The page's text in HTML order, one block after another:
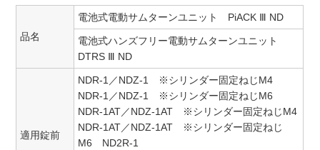
品名
電池式電動サムターンユニット PiACK Ⅲ ND
電池式ハンズフリー電動サムターンユニット
DTRS Ⅲ ND
適用錠前
NDR-1／NDZ-1 ※シリンダー固定ねじM4
NDR-1／NDZ-1 ※シリンダー固定ねじM6
NDR-1AT／NDZ-1AT ※シリンダー固定ねじM4
NDR-1AT／NDZ-1AT ※シリンダー固定ねじ
M6 ND2R-1